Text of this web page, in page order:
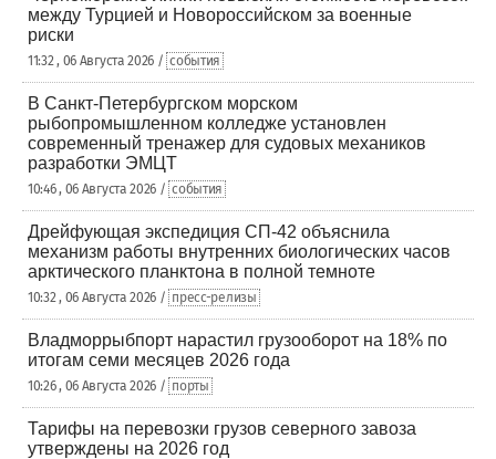
между Турцией и Новороссийском за военные
риски
11:32 , 06 Августа 2026 / события
В Санкт-Петербургском морском
рыбопромышленном колледже установлен
современный тренажер для судовых механиков
разработки ЭМЦТ
10:46 , 06 Августа 2026 / события
Дрейфующая экспедиция СП-42 объяснила
механизм работы внутренних биологических часов
арктического планктона в полной темноте
10:32 , 06 Августа 2026 / пресс-релизы
Владморрыбпорт нарастил грузооборот на 18% по
итогам семи месяцев 2026 года
10:26 , 06 Августа 2026 / порты
Тарифы на перевозки грузов северного завоза
утверждены на 2026 год